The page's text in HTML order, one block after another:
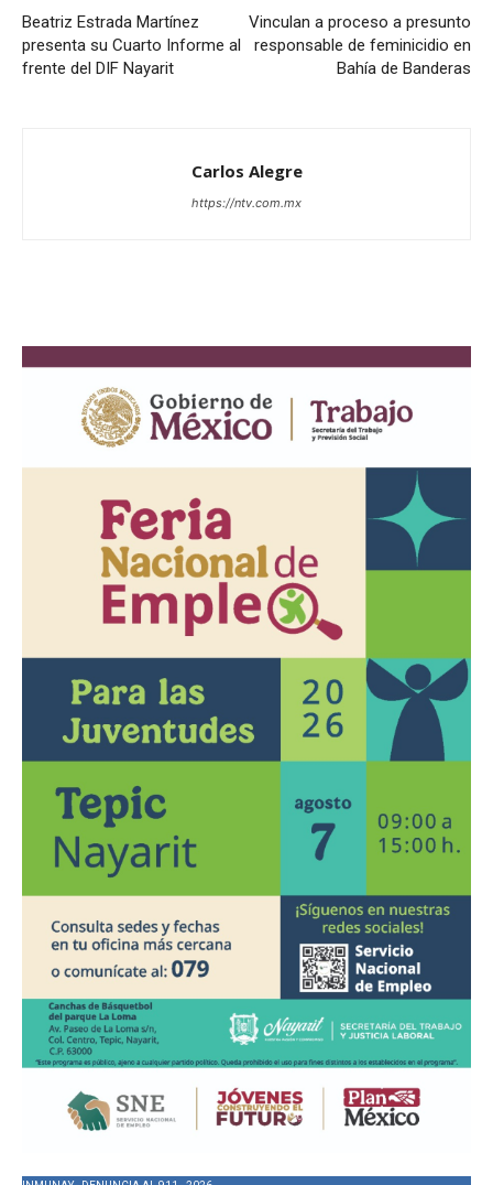
Beatriz Estrada Martínez
presenta su Cuarto Informe al
frente del DIF Nayarit
Vinculan a proceso a presunto
responsable de feminicidio en
Bahía de Banderas
Carlos Alegre
https://ntv.com.mx